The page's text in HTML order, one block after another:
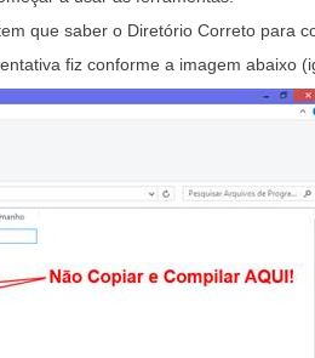
que saber o Diretório Correto para
fiz conforme a imagem abaixo